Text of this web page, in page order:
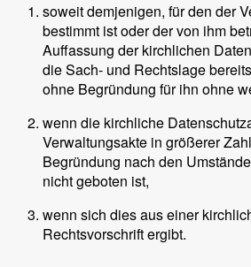
soweit demjenigen, für den der
bestimmt ist oder der von ihm
Auffassung der kirchlichen
die Sach- und Rechtslage
ohne Begründung für ihn ohne
wenn die kirchliche
Verwaltungsakte in größerer
Begründung nach den
nicht geboten ist,
wenn sich dies aus einer
Rechtsvorschrift ergibt.